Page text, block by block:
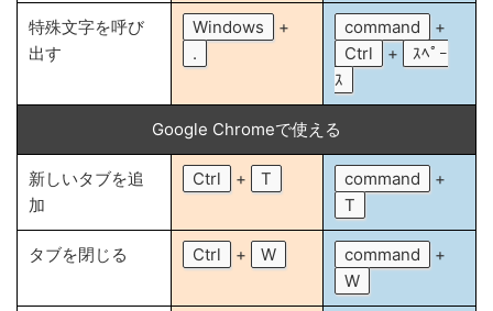
特殊文字を呼び
出す
Windows
+
.
command
+
Ctrl
+
ｽﾍﾟｰ
ｽ
Google Chromeで使える
新しいタブを追
加
Ctrl + T command
+
T
タブを閉じる Ctrl + W command
+
W